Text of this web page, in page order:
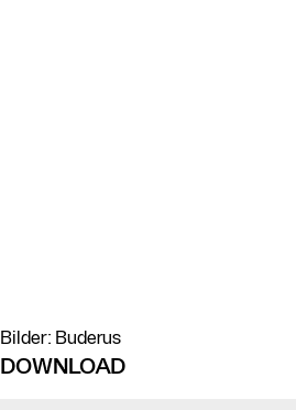
Bilder: Buderus
DOWNLOAD